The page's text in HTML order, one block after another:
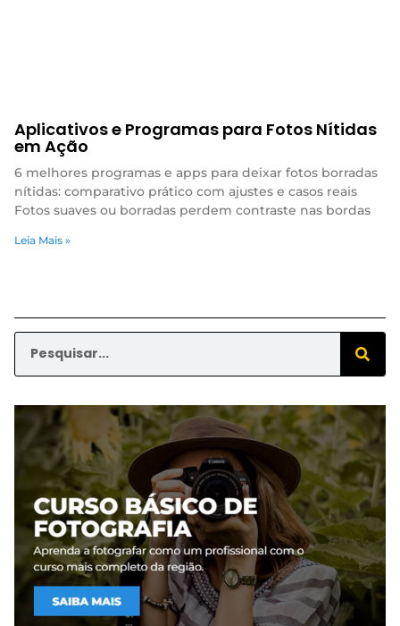
Aplicativos e Programas para Fotos Nítidas
em Ação
6 melhores programas e apps para deixar fotos borradas
nítidas: comparativo prático com ajustes e casos reais
Fotos suaves ou borradas perdem contraste nas bordas
Leia Mais »